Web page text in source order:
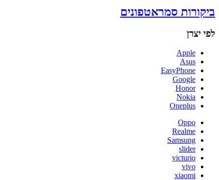
ביקורות סמראטפונים
לפי יצרן
Apple
Asus
EasyPhone
Google
Honor
Nokia
Oneplus
Oppo
Realme
Samsung
slider
victurio
vivo
xiaomi